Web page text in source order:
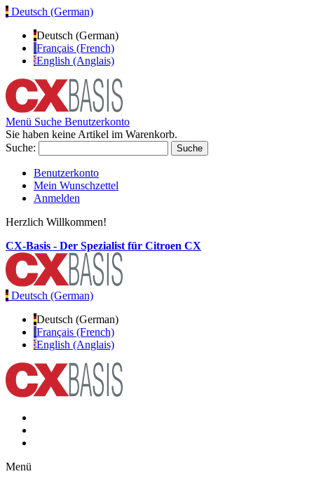
Deutsch (German)
Deutsch (German)
Français (French)
English (Anglais)
Menü Suche Benutzerkonto
Sie haben keine Artikel im Warenkorb.
Suche:
Suche
Benutzerkonto
Mein Wunschzettel
Anmelden
Herzlich Willkommen!
CX-Basis - Der Spezialist für Citroen CX
Deutsch (German)
Deutsch (German)
Français (French)
English (Anglais)
Menü